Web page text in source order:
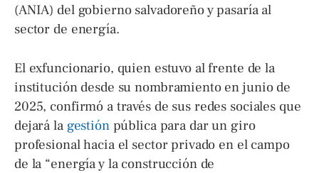
(ANIA) del gobierno salvadoreño y pasaría al
sector de energía.
El exfuncionario, quien estuvo al frente de la
institución desde su nombramiento en junio de
2025, confirmó a través de sus redes sociales que
dejará la gestión pública para dar un giro
profesional hacia el sector privado en el campo
de la “energía y la construcción de